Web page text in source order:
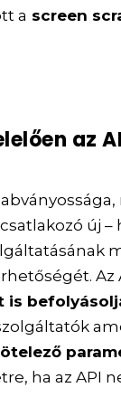
a screen
az
új
Az
is
ha az API